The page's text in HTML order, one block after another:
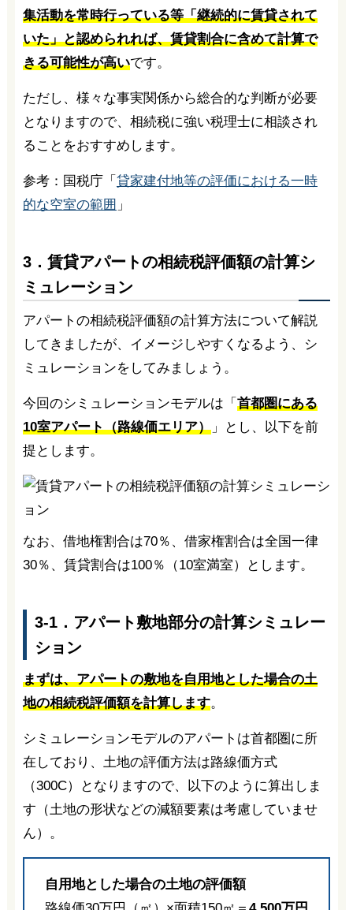
集活動を常時行っている等「継続的に賃貸されて
いた」と認められれば、賃貸割合に含めて計算で
きる可能性が高いです。
ただし、様々な事実関係から総合的な判断が必要
となりますので、相続税に強い税理士に相談され
ることをおすすめします。
参考：国税庁「 貸家建付地等の評価における一時
的な空室の範囲 」
3．賃貸アパートの相続税評価額の計算シ
ミュレーション
アパートの相続税評価額の計算方法について解説
してきましたが、イメージしやすくなるよう、シ
ミュレーションをしてみましょう。
今回のシミュレーションモデルは「 首都圏にある
10室アパート（路線価エリア）」とし、以下を前
提とします。
なお、借地権割合は70％、借家権割合は全国一律
30％、賃貸割合は100％（10室満室）とします。
3-1．アパート敷地部分の計算シミュレー
ション
まずは、アパートの敷地を自用地とした場合の土
地の相続税評価額を計算します。
シミュレーションモデルのアパートは首都圏に所
在しており、土地の評価方法は路線価方式
（300C）となりますので、以下のように算出しま
す（土地の形状などの減額要素は考慮していませ
ん）。
自用地とした場合の土地の評価額